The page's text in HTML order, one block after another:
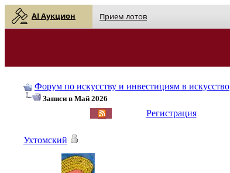
AI Аукцион Прием лотов
Форум по искусству и инвестициям в искусство
Записи в Май 2026
Регистрация
Ухтомский